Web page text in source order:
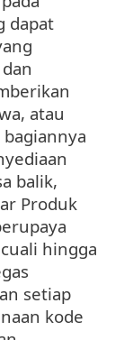
dapat
atau
balik,
Produk
hingga
setiap
kode